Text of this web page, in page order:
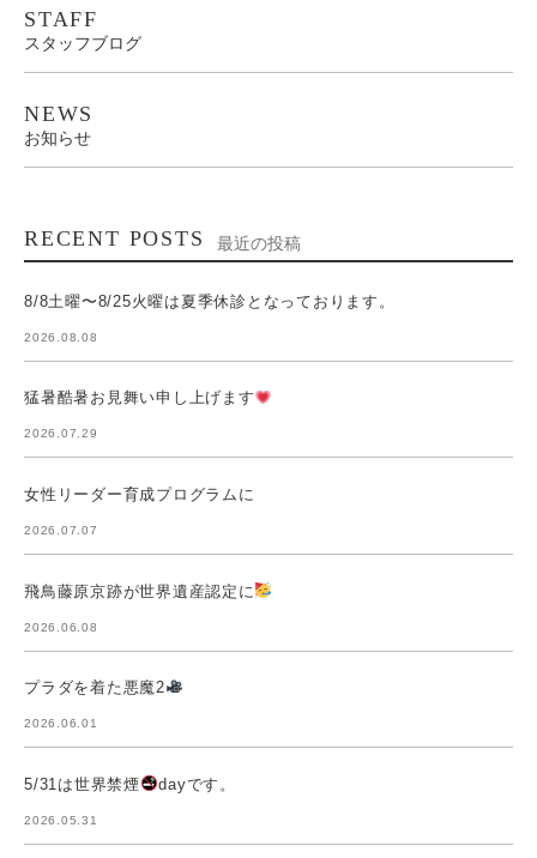
STAFF
スタッフブログ
NEWS
お知らせ
RECENT POSTS 最近の投稿
8/8土曜〜8/25火曜は夏季休診となっております。
2026.08.08
猛暑酷暑お見舞い申し上げます
2026.07.29
女性リーダー育成プログラムに
2026.07.07
飛鳥藤原京跡が世界遺産認定に
2026.06.08
プラダを着た悪魔2
2026.06.01
5/31は世界禁煙 dayです。
2026.05.31